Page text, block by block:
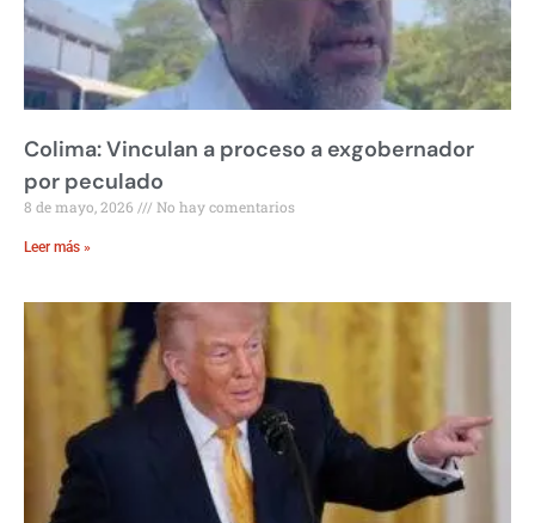
Colima: Vinculan a proceso a exgobernador
por peculado
8 de mayo, 2026 No hay comentarios
Leer más »